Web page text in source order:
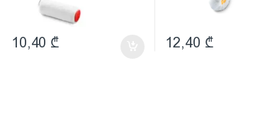
10,40 ₾ 12,40 ₾